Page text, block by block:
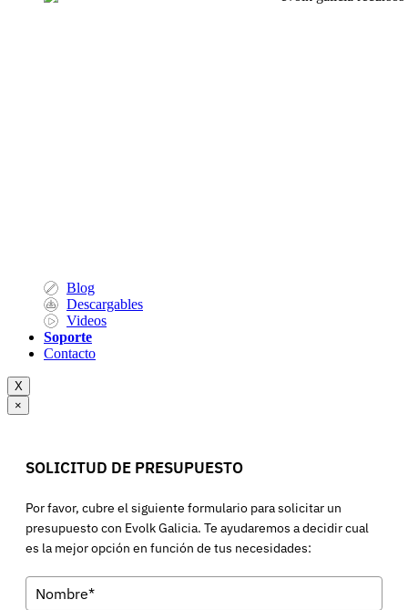
Blog
Descargables
Videos
Soporte
Contacto
X
×
SOLICITUD DE PRESUPUESTO
Por favor, cubre el siguiente formulario para solicitar un
presupuesto con Evolk Galicia. Te ayudaremos a decidir cual
es la mejor opción en función de tus necesidades: